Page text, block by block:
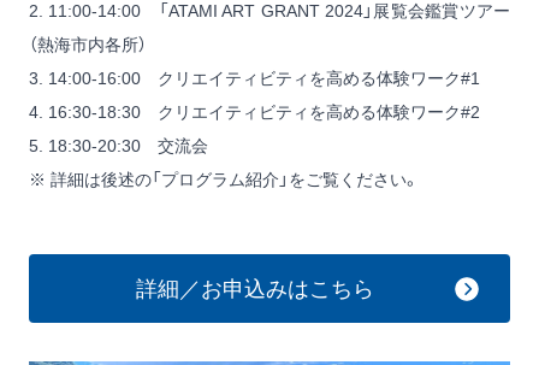
2. 11:00-14:00 「ATAMI ART GRANT 2024」展覧会鑑賞ツアー
（熱海市内各所）
3. 14:00-16:00 クリエイティビティを高める体験ワーク#1
4. 16:30-18:30 クリエイティビティを高める体験ワーク#2
5. 18:30-20:30 交流会
※ 詳細は後述の「プログラム紹介」をご覧ください。
詳細／お申込みはこちら